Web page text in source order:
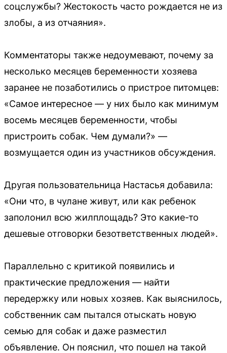
соцслужбы? Жестокость часто рождается не из
злобы, а из отчаяния».
Комментаторы также недоумевают, почему за
несколько месяцев беременности хозяева
заранее не позаботились о пристрое питомцев:
«Самое интересное — у них было как минимум
восемь месяцев беременности, чтобы
пристроить собак. Чем думали?» —
возмущается один из участников обсуждения.
Другая пользовательница Настасья добавила:
«Они что, в чулане живут, или как ребенок
заполонил всю жилплощадь? Это какие-то
дешевые отговорки безответственных людей».
Параллельно с критикой появились и
практические предложения — найти
передержку или новых хозяев. Как выяснилось,
собственник сам пытался отыскать новую
семью для собак и даже разместил
объявление. Он пояснил, что пошел на такой